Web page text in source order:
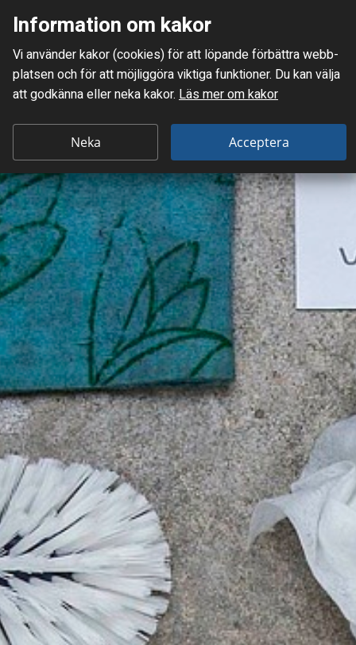
Mellanskånes Renhållnings AB
Information om kakor
Vi använder kakor (cookies) för att löpande förbättra webb­
platsen och för att möjlig­göra viktiga funktioner. Du kan välja
att godkänna eller neka kakor. Läs mer om kakor
Neka Acceptera